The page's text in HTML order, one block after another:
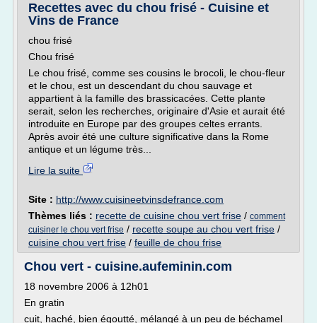
Recettes avec du chou frisé - Cuisine et
Vins de France
chou frisé
Chou frisé
Le chou frisé, comme ses cousins le brocoli, le chou-fleur
et le chou, est un descendant du chou sauvage et
appartient à la famille des brassicacées. Cette plante
serait, selon les recherches, originaire d'Asie et aurait été
introduite en Europe par des groupes celtes errants.
Après avoir été une culture significative dans la Rome
antique et un légume très...
Lire la suite
Site : http://www.cuisineetvinsdefrance.com
Thèmes liés : recette de cuisine chou vert frise / comment
cuisiner le chou vert frise / recette soupe au chou vert frise /
cuisine chou vert frise / feuille de chou frise
Chou vert - cuisine.aufeminin.com
18 novembre 2006 à 12h01
En gratin
cuit, haché, bien égoutté, mélangé à un peu de béchamel